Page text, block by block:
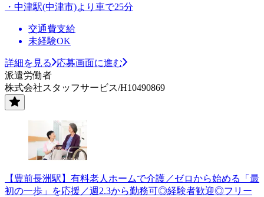
・中津駅(中津市)より車で25分
交通費支給
未経験OK
詳細を見る
応募画面に進む
派遣労働者
株式会社スタッフサービス/H10490869
【豊前長洲駅】有料老人ホームで介護／ゼロから始める「最
初の一歩」を応援／週2.3から勤務可◎経験者歓迎◎フリー